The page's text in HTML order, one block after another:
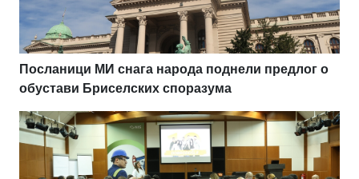
Посланици МИ снага народа поднели предлог о
обустави Бриселских споразума